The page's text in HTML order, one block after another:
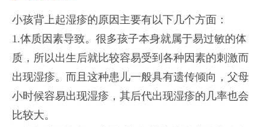
小孩背上起湿疹的原因主要有以下几个方面：
1.体质因素导致。很多孩子本身就属于易过敏的体
质，所以出生后就比较容易受到各种因素的刺激而
出现湿疹。而且这种患儿一般具有遗传倾向，父母
小时候容易出现湿疹，其后代出现湿疹的几率也会
比较大。